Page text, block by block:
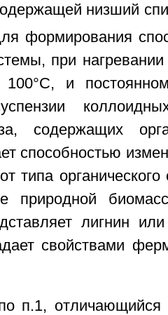
низший
формирования
при
и
содержащих
способностью
типа
природной
лигнин
свойствами
п.1, отличающийся